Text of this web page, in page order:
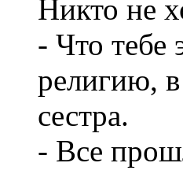
Никто не
- Что тебе
религию,
сестра.
- Все